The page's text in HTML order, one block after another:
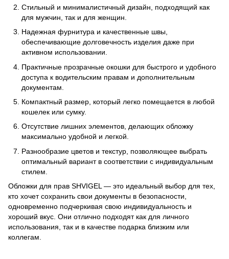
Стильный и минималистичный дизайн, подходящий как
для мужчин, так и для женщин.
Надежная фурнитура и качественные швы,
обеспечивающие долговечность изделия даже при
активном использовании.
Практичные прозрачные окошки для быстрого и удобного
доступа к водительским правам и дополнительным
документам.
Компактный размер, который легко помещается в любой
кошелек или сумку.
Отсутствие лишних элементов, делающих обложку
максимально удобной и легкой.
Разнообразие цветов и текстур, позволяющее выбрать
оптимальный вариант в соответствии с индивидуальным
стилем.
Обложки для прав SHVIGEL — это идеальный выбор для тех,
кто хочет сохранить свои документы в безопасности,
одновременно подчеркивая свою индивидуальность и
хороший вкус. Они отлично подходят как для личного
использования, так и в качестве подарка близким или
коллегам.